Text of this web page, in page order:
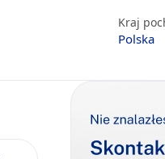
Kraj
Polska